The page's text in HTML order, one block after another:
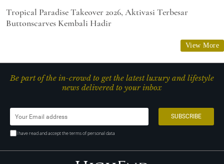
Tropical Paradise Takeover 2026, Aktivasi Terbesar
Buttonscarves Kembali Hadir
View More
Be part of the in-crowd to get the latest luxury and lifestyle
news delivered to your inbox
I have read and accept the terms of personal data